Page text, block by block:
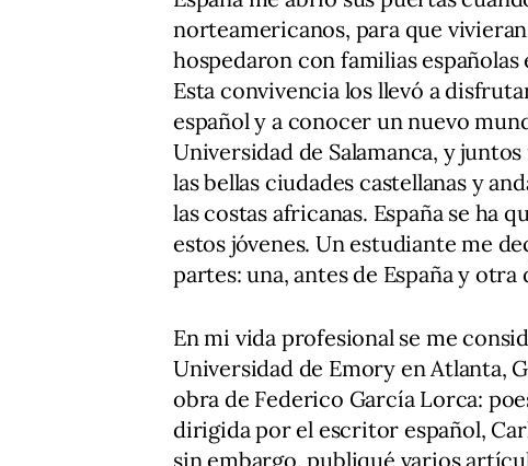
norteamericanos, para que
hospedaron con familias españolas
Esta convivencia los llevó a
español y a conocer un nuevo
Universidad de Salamanca, y
las bellas ciudades castellanas y
las costas africanas. España se ha
estos jóvenes. Un estudiante me
partes: una, antes de España y otra
En mi vida profesional se me
Universidad de Emory en Atlanta,
obra de Federico García Lorca:
dirigida por el escritor español,
sin embargo, publiqué varios